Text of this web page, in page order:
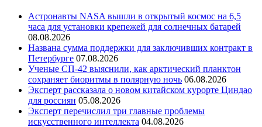
Астронавты NASA вышли в открытый космос на 6,5
часа для установки крепежей для солнечных батарей
08.08.2026
Названа сумма поддержки для заключивших контракт в
Петербурге 07.08.2026
Ученые СП-42 выяснили, как арктический планктон
сохраняет биоритмы в полярную ночь 06.08.2026
Эксперт рассказала о новом китайском курорте Циндао
для россиян 05.08.2026
Эксперт перечислил три главные проблемы
искусственного интеллекта 04.08.2026